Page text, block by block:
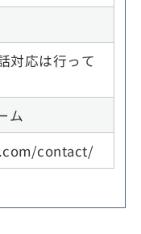
対応は行って
ム
contact/